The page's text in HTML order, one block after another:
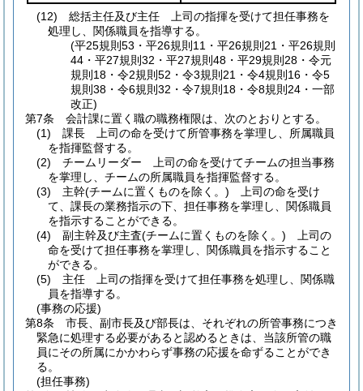
(12)
総括主任及び主任 上司の指揮を受けて担任事務を
処理し、関係職員を指導する。
(平25規則53・平26規則11・平26規則21・平26規則
44・平27規則32・平27規則48・平29規則28・令元
規則18・令2規則52・令3規則21・令4規則16・令5
規則38・令6規則32・令7規則18・令8規則24・一部
改正)
第7条
会計課に置く職の職務権限は、次のとおりとする。
(1)
課長 上司の命を受けて所管事務を掌理し、所属職員
を指揮監督する。
(2)
チームリーダー 上司の命を受けてチームの担当事務
を掌理し、チームの所属職員を指揮監督する。
(3)
主幹(チームに置くものを除く。) 上司の命を受け
て、課長の業務指示の下、担任事務を掌理し、関係職員
を指示することができる。
(4)
副主幹及び主査(チームに置くものを除く。) 上司の
命を受けて担任事務を掌理し、関係職員を指示すること
ができる。
(5)
主任 上司の指揮を受けて担任事務を処理し、関係職
員を指導する。
(事務の応援)
第8条
市長、副市長及び部長は、それぞれの所管事務につき
緊急に処理する必要があると認めるときは、当該所管の職
員にその所属にかかわらず事務の応援を命ずることができ
る。
(担任事務)